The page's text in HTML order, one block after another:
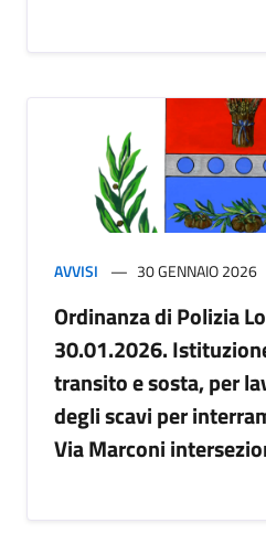
AVVISI 30 GENNAIO 2026
Ordinanza di Polizia
30.01.2026.
transito e sosta, per
degli scavi per
Via Marconi